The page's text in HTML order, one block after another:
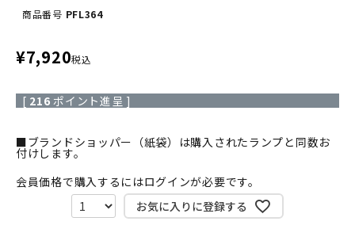
商品番号 PFL364
¥7,920税込
[ 216 ポイント進呈 ]
■ブランドショッパー（紙袋）は購入されたランプと同数お
付けします。
会員価格で購入するにはログインが必要です。
お気に入りに登録する